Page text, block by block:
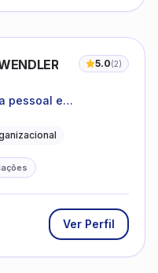
5.0(2)
pessoal e
Ver Perfil